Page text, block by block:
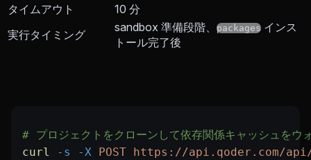
タイムアウト
10 分
実行タイミング
sandbox 準備段階、 packages インス
トール完了後
# プロジェクトをクローンして依存関係キャッシュをウ
curl
-s -X POST https://api.qoder.com/